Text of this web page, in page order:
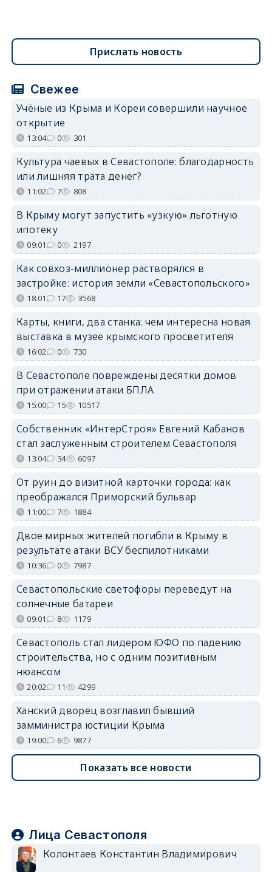
Прислать новость
Свежее
Учёные из Крыма и Кореи совершили научное
открытие
13:04 0 301
Культура чаевых в Севастополе: благодарность
или лишняя трата денег?
11:02 7 808
В Крыму могут запустить «узкую» льготную
ипотеку
09:01 0 2197
Как совхоз-миллионер растворялся в
застройке: история земли «Севастопольского»
18:01 17 3568
Карты, книги, два станка: чем интересна новая
выставка в музее крымского просветителя
16:02 0 730
В Севастополе повреждены десятки домов
при отражении атаки БПЛА
15:00 15 10517
Собственник «ИнтерСтроя» Евгений Кабанов
стал заслуженным строителем Севастополя
13:04 34 6097
От руин до визитной карточки города: как
преображался Приморский бульвар
11:00 7 1884
Двое мирных жителей погибли в Крыму в
результате атаки ВСУ беспилотниками
10:36 0 7987
Севастопольские светофоры переведут на
солнечные батареи
09:01 8 1179
Севастополь стал лидером ЮФО по падению
строительства, но с одним позитивным
нюансом
20:02 11 4299
Ханский дворец возглавил бывший
замминистра юстиции Крыма
19:00 6 9877
Показать все новости
Лица Севастополя
Колонтаев Константин Владимирович